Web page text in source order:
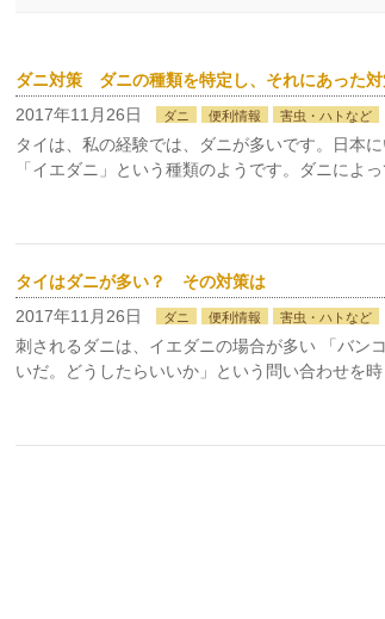
ダニ対策 ダニの種類を特定し、それにあった対
2017年11月26日
ダニ 便利情報 害虫・ハトなど
タイは、私の経験では、ダニが多いです。日本
「イエダニ」という種類のようです。ダニによ
タイはダニが多い？ その対策は
2017年11月26日
ダニ 便利情報 害虫・ハトなど
刺されるダニは、イエダニの場合が多い 「バン
いだ。どうしたらいいか」という問い合わせを